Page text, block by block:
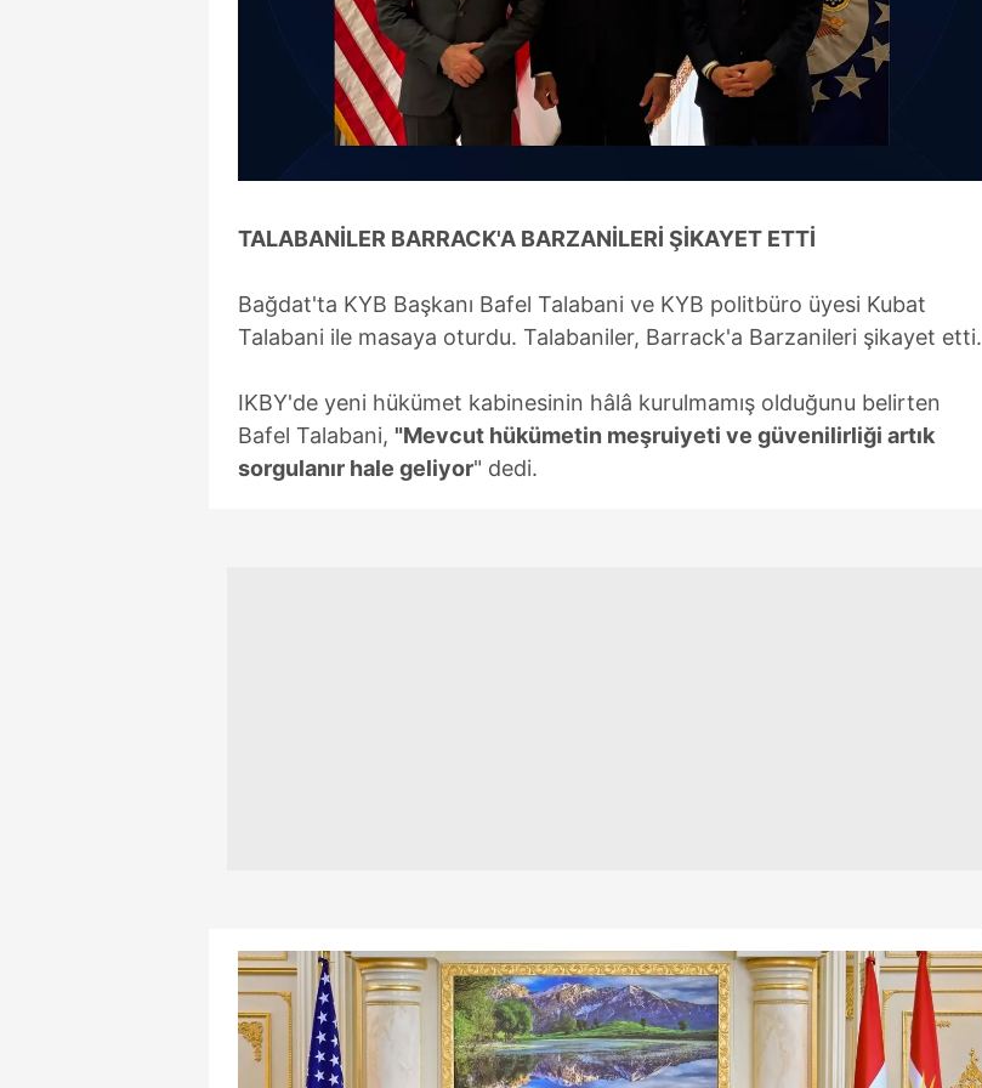
mevzuata uygun olarak kullanılan çerezlerle ilgili bilgi almak için lütfentıklayınız
TALABANİLER BARRACK'A BARZANİLERİ ŞİKAYET ETTİ
Bağdat'ta KYB Başkanı Bafel Talabani ve KYB politbüro üyesi Kubat
Talabani ile masaya oturdu. Talabaniler, Barrack'a Barzanileri şikayet etti.
IKBY'de yeni hükümet kabinesinin hâlâ kurulmamış olduğunu belirten
Bafel Talabani, "Mevcut hükümetin meşruiyeti ve güvenilirliği artık
sorgulanır hale geliyor" dedi.